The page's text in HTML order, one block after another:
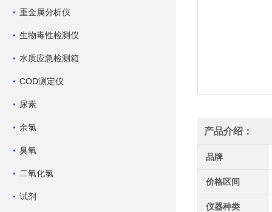
重金属分析仪
生物毒性检测仪
水质应急检测箱
COD测定仪
尿素
余氯
臭氧
二氧化氯
试剂
产品介绍：
品牌
价格区间
仪器种类